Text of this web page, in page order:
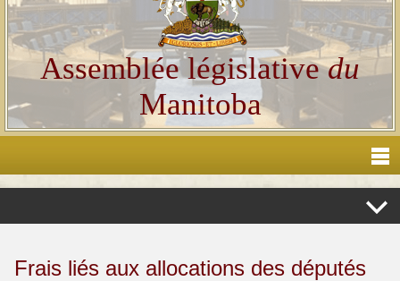
Assemblée législativedu
Manitoba
Frais liés aux allocations des députés